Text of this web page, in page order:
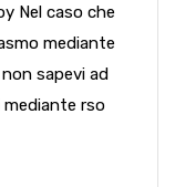
Nel caso che
mediante
sapevi ad
mediante rso